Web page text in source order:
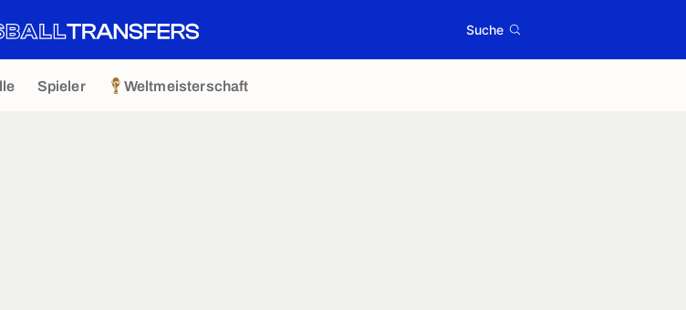
Suche
Spieler Weltmeisterschaft